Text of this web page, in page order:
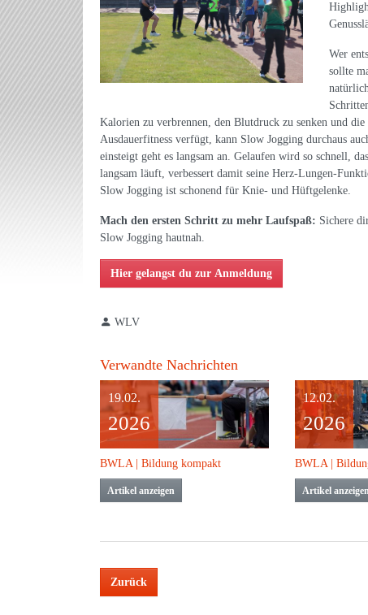
Wer
sollte
Kalorien zu verbrennen, den Blutdruck zu senken und
Ausdauerfitness verfügt, kann Slow Jogging durchaus
einsteigt geht es langsam an. Gelaufen wird so schnell,
langsam läuft, verbessert damit seine Herz-Lungen-
Slow Jogging ist schonend für Knie- und Hüftgelenke.
Mach den ersten Schritt zu mehr Laufspaß: Sichere
Slow Jogging hautnah.
Hier gelangst du zur Anmeldung
WLV
Verwandte Nachrichten
19.02.
2026
BWLA | Bildung kompakt
Artikel anzeigen
12.02.
2026
BWLA |
Artikel anzeigen
Zurück